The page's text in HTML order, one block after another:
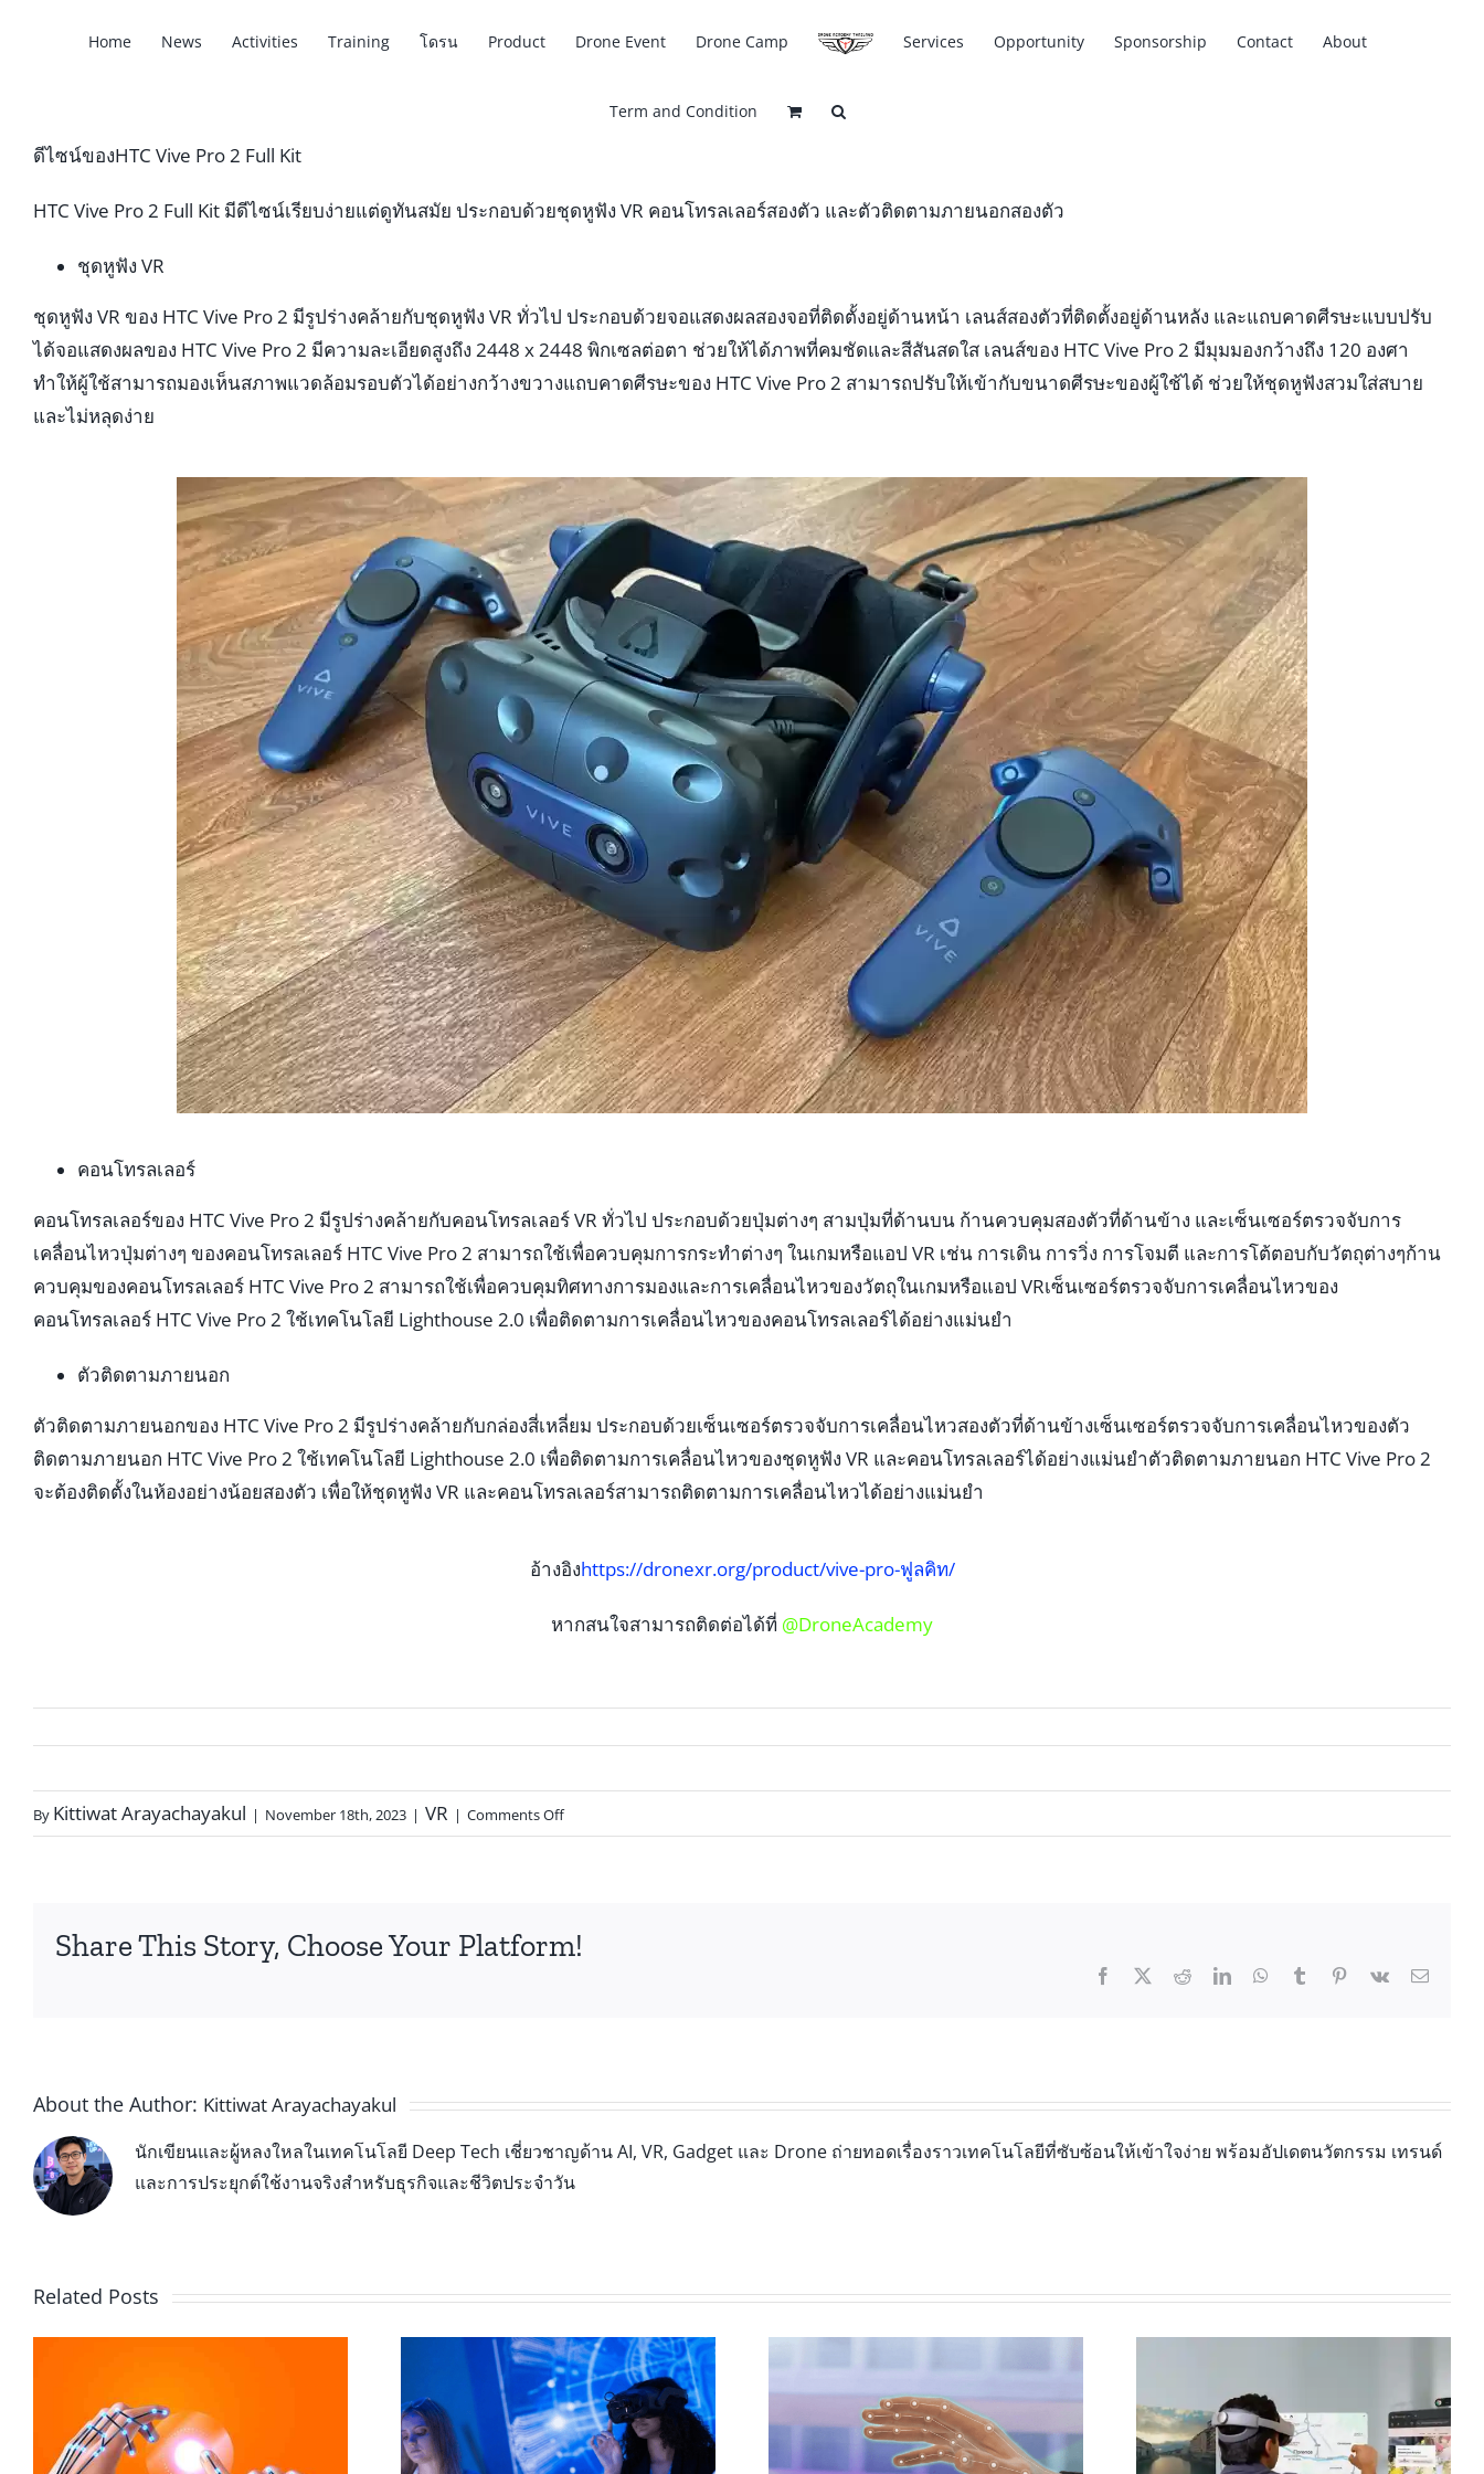
Home News Activities Training โดรน Product Drone Event Drone Camp Services Opportunity Sponsorship Contact About
Term and Condition
ดีไซน์ของHTC Vive Pro 2 Full Kit
HTC Vive Pro 2 Full Kit มีดีไซน์เรียบง่ายแต่ดูทันสมัย ประกอบด้วยชุดหูฟัง VR คอนโทรลเลอร์สองตัว และตัวติดตามภายนอกสองตัว
ชุดหูฟัง VR
ชุดหูฟัง VR ของ HTC Vive Pro 2 มีรูปร่างคล้ายกับชุดหูฟัง VR ทั่วไป ประกอบด้วยจอแสดงผลสองจอที่ติดตั้งอยู่ด้านหน้า เลนส์สองตัวที่ติดตั้งอยู่ด้านหลัง และแถบคาดศีรษะแบบปรับ
ได้จอแสดงผลของ HTC Vive Pro 2 มีความละเอียดสูงถึง 2448 x 2448 พิกเซลต่อตา ช่วยให้ได้ภาพที่คมชัดและสีสันสดใส เลนส์ของ HTC Vive Pro 2 มีมุมมองกว้างถึง 120 องศา
ทำให้ผู้ใช้สามารถมองเห็นสภาพแวดล้อมรอบตัวได้อย่างกว้างขวางแถบคาดศีรษะของ HTC Vive Pro 2 สามารถปรับให้เข้ากับขนาดศีรษะของผู้ใช้ได้ ช่วยให้ชุดหูฟังสวมใส่สบาย
และไม่หลุดง่าย
คอนโทรลเลอร์
คอนโทรลเลอร์ของ HTC Vive Pro 2 มีรูปร่างคล้ายกับคอนโทรลเลอร์ VR ทั่วไป ประกอบด้วยปุ่มต่างๆ สามปุ่มที่ด้านบน ก้านควบคุมสองตัวที่ด้านข้าง และเซ็นเซอร์ตรวจจับการ
เคลื่อนไหวปุ่มต่างๆ ของคอนโทรลเลอร์ HTC Vive Pro 2 สามารถใช้เพื่อควบคุมการกระทำต่างๆ ในเกมหรือแอป VR เช่น การเดิน การวิ่ง การโจมตี และการโต้ตอบกับวัตถุต่างๆก้าน
ควบคุมของคอนโทรลเลอร์ HTC Vive Pro 2 สามารถใช้เพื่อควบคุมทิศทางการมองและการเคลื่อนไหวของวัตถุในเกมหรือแอป VRเซ็นเซอร์ตรวจจับการเคลื่อนไหวของ
คอนโทรลเลอร์ HTC Vive Pro 2 ใช้เทคโนโลยี Lighthouse 2.0 เพื่อติดตามการเคลื่อนไหวของคอนโทรลเลอร์ได้อย่างแม่นยำ
ตัวติดตามภายนอก
ตัวติดตามภายนอกของ HTC Vive Pro 2 มีรูปร่างคล้ายกับกล่องสี่เหลี่ยม ประกอบด้วยเซ็นเซอร์ตรวจจับการเคลื่อนไหวสองตัวที่ด้านข้างเซ็นเซอร์ตรวจจับการเคลื่อนไหวของตัว
ติดตามภายนอก HTC Vive Pro 2 ใช้เทคโนโลยี Lighthouse 2.0 เพื่อติดตามการเคลื่อนไหวของชุดหูฟัง VR และคอนโทรลเลอร์ได้อย่างแม่นยำตัวติดตามภายนอก HTC Vive Pro 2
จะต้องติดตั้งในห้องอย่างน้อยสองตัว เพื่อให้ชุดหูฟัง VR และคอนโทรลเลอร์สามารถติดตามการเคลื่อนไหวได้อย่างแม่นยำ
อ้างอิงhttps://dronexr.org/product/vive-pro-ฟูลคิท/
หากสนใจสามารถติดต่อได้ที่ @DroneAcademy
By Kittiwat Arayachayakul | November 18th, 2023 | VR | Comments Off
Share This Story, Choose Your Platform!
About the Author: Kittiwat Arayachayakul
นักเขียนและผู้หลงใหลในเทคโนโลยี Deep Tech เชี่ยวชาญด้าน AI, VR, Gadget และ Drone ถ่ายทอดเรื่องราวเทคโนโลยีที่ซับซ้อนให้เข้าใจง่าย พร้อมอัปเดตนวัตกรรม เทรนด์
และการประยุกต์ใช้งานจริงสำหรับธุรกิจและชีวิตประจำวัน
Related Posts
XR ในห้องเรียนมหาวิทยาลัย:
Leap Motion Controller 2 กับ
Infinite Office: เปลี่ยนทุกที่ให้
เป็น “ออฟฟิศลอยฟ้า” ด้วย
Leap Motion Controller 2 คือ